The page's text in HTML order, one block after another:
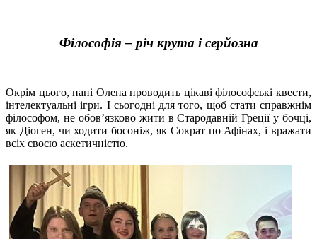
Філософія – річ крута і серйозна
Окрім цього, пані Олена проводить цікаві філософські квести,
інтелектуальні ігри. І сьогодні для того, щоб стати справжнім
філософом, не обов’язково жити в Стародавній Греції у бочці,
як Діоген, чи ходити босоніж, як Сократ по Афінах, і вражати
всіх своєю аскетичністю.